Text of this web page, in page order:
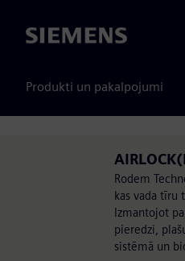
Siemens
Produkti un pakalpojumi
Rodem
kas vada tīru
Izmantojot
pieredzi,
sistēmā un